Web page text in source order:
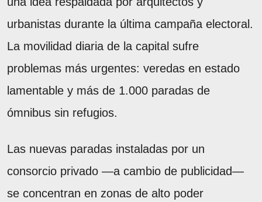
urbanistas durante la última campaña electoral.
La movilidad diaria de la capital sufre
problemas más urgentes: veredas en estado
lamentable y más de 1.000 paradas de
ómnibus sin refugios.
Las nuevas paradas instaladas por un
consorcio privado —a cambio de publicidad—
se concentran en zonas de alto poder